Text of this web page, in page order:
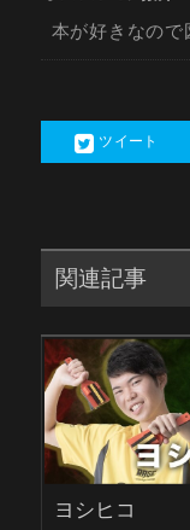
本が好きなので
ツイート
関連記事
ヨシヒコ